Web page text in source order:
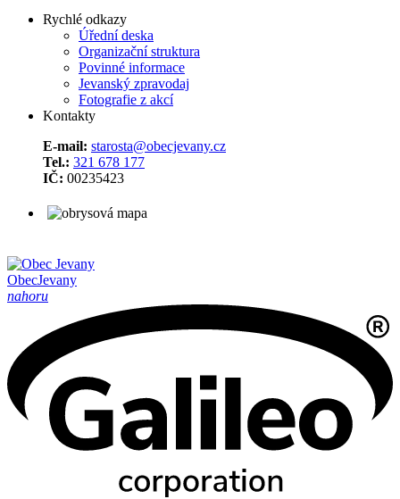
Rychlé odkazy
Úřední deska
Organizační struktura
Povinné informace
Jevanský zpravodaj
Fotografie z akcí
Kontakty
E-mail: starosta@obecjevany.cz
Tel.: 321 678 177
IČ: 00235423
ObecJevany
nahoru